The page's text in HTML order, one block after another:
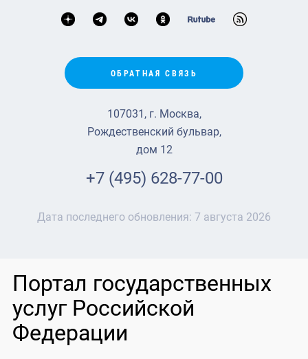
ОБРАТНАЯ СВЯЗЬ
107031, г. Москва,
Рождественский бульвар,
дом 12
+7 (495) 628-77-00
Дата последнего обновления: 7 августа 2026
Портал государственных
услуг Российской
Федерации